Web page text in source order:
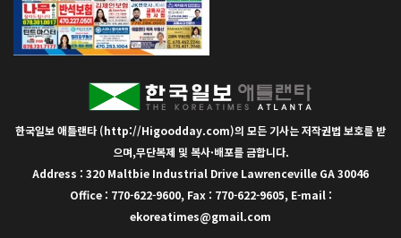
한국일보 애틀랜타 (http://Higoodday.com)의 모든 기사는 저작권법 보호를 받
으며,무단복제 및 복사·배포를 금합니다.
Address : 320 Maltbie Industrial Drive Lawrenceville GA 30046
Office : 770-622-9600, Fax : 770-622-9605, E-mail :
ekoreatimes@gmail.com